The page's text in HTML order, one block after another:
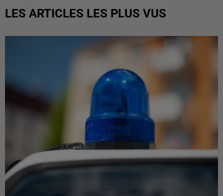
LES ARTICLES LES PLUS VUS